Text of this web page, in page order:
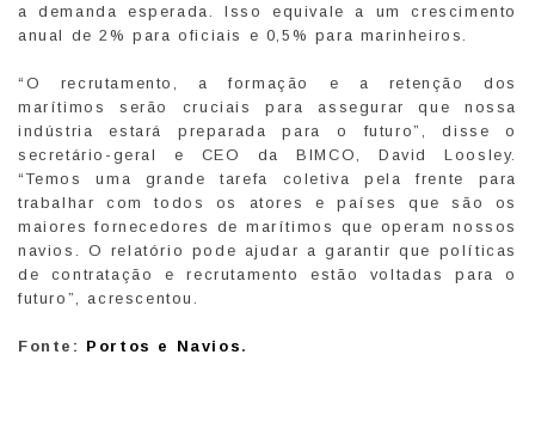
a demanda esperada. Isso equivale a um crescimento
anual de 2% para oficiais e 0,5% para marinheiros.
“O recrutamento, a formação e a retenção dos
marítimos serão cruciais para assegurar que nossa
indústria estará preparada para o futuro”, disse o
secretário-geral e CEO da BIMCO, David Loosley.
“Temos uma grande tarefa coletiva pela frente para
trabalhar com todos os atores e países que são os
maiores fornecedores de marítimos que operam nossos
navios. O relatório pode ajudar a garantir que políticas
de contratação e recrutamento estão voltadas para o
futuro”, acrescentou.
Fonte: Portos e Navios .